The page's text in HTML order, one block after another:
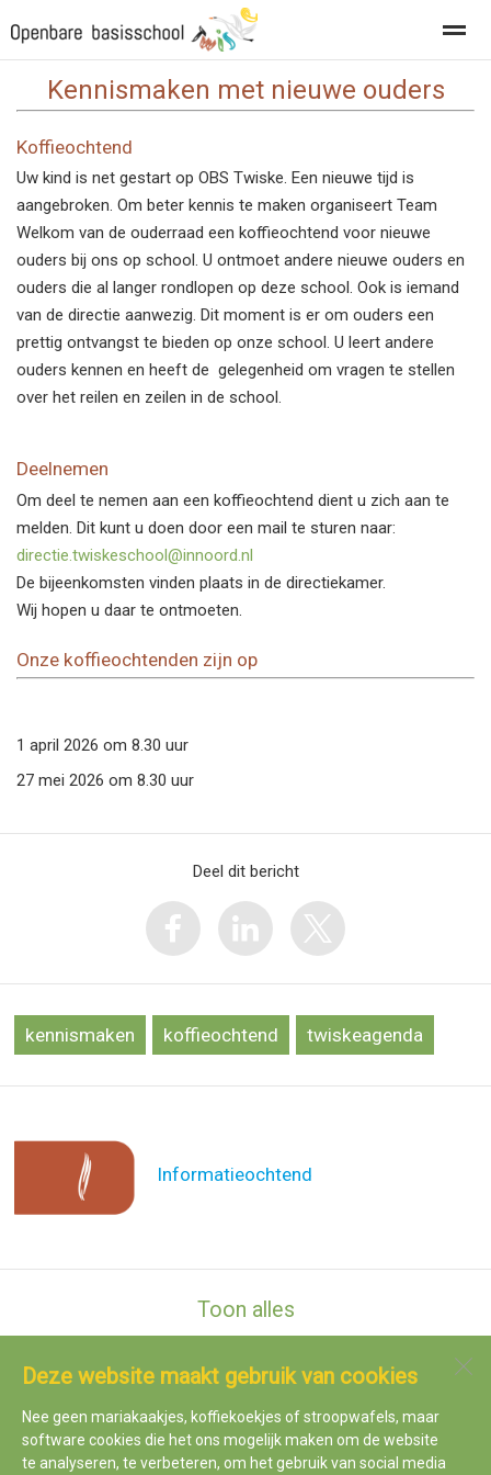
Privacy Vacatures
Home Foto's Zoeken
Deze website maakt gebruik van cookies
Nee geen mariakaakjes, koffiekoekjes of stroopwafels, maar
software cookies die het ons mogelijk maken om de website
te analyseren, te verbeteren, om het gebruik van social media
Kennismaken met nieuwe ouders
Koffieochtend
Uw kind is net gestart op OBS Twiske. Een nieuwe tijd is
aangebroken. Om beter kennis te maken organiseert Team
Welkom van de ouderraad een koffieochtend voor nieuwe
ouders bij ons op school. U ontmoet andere nieuwe ouders en
ouders die al langer rondlopen op deze school. Ook is iemand
van de directie aanwezig. Dit moment is er om ouders een
prettig ontvangst te bieden op onze school. U leert andere
ouders kennen en heeft de gelegenheid om vragen te stellen
over het reilen en zeilen in de school.
Deelnemen
Om deel te nemen aan een koffieochtend dient u zich aan te
melden. Dit kunt u doen door een mail te sturen naar:
directie.twiskeschool@innoord.nl
De bijeenkomsten vinden plaats in de directiekamer.
Wij hopen u daar te ontmoeten.
Onze koffieochtenden zijn op
1 april 2026 om 8.30 uur
27 mei 2026 om 8.30 uur
Deel dit bericht
kennismaken koffieochtend twiskeagenda
Informatieochtend
Toon alles
OBS Twiske
Pandorinastraat 7a
1035 VR Amsterdam